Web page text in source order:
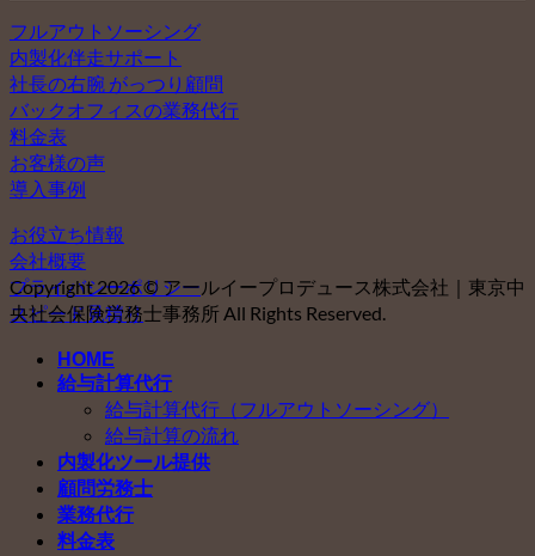
フルアウトソーシング
内製化伴走サポート
社長の右腕 がっつり顧問
バックオフィスの業務代行
料金表
お客様の声
導入事例
お役立ち情報
会社概要
プライバシーポリシー
スピード見積り
Copyright 2026 © アールイープロデュース株式会社｜東京中
央社会保険労務士事務所 All Rights Reserved.
HOME
給与計算代行
給与計算代行（フルアウトソーシング）
給与計算の流れ
内製化ツール提供
顧問労務士
業務代行
料金表